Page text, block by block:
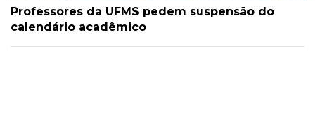
Professores da UFMS pedem suspensão do
calendário acadêmico